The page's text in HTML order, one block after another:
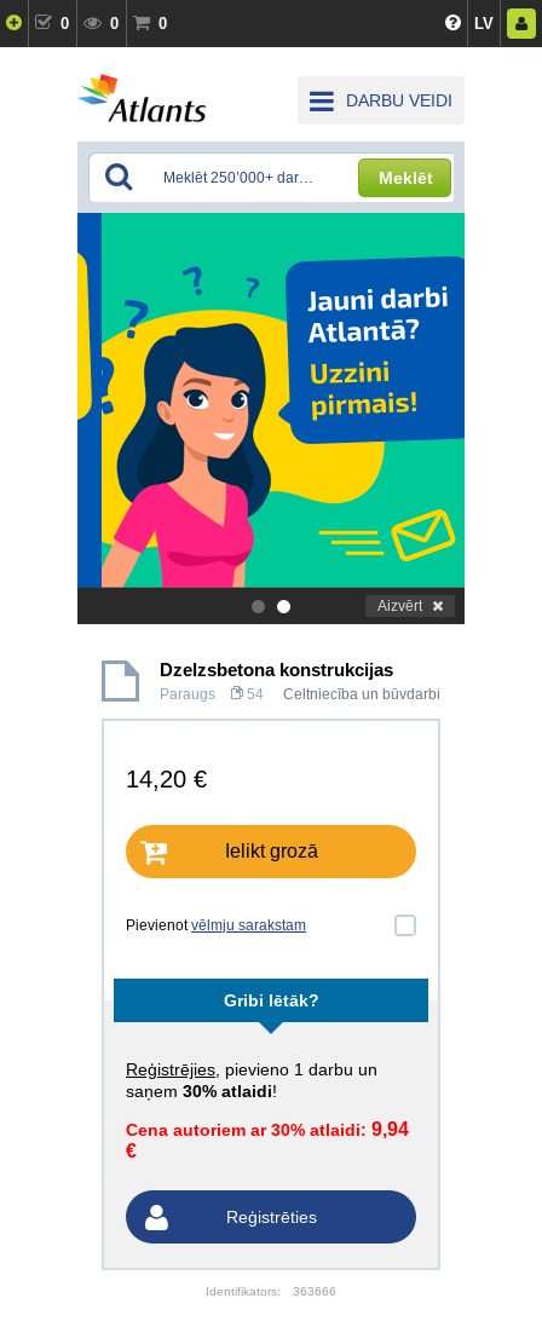
0 0 0 LV
DARBU VEIDI
Meklēt
. Aizvērt
Dzelzsbetona konstrukcijas
Paraugs 54 Celtniecība un būvdarbi
14,20 €
Ielikt grozā
Pievienotvēlmju sarakstam
Gribi lētāk?
Reģistrējies , pievieno 1 darbu un
saņem 30% atlaidi!
Cena autoriem ar 30% atlaidi: 9,94
€
Reģistrēties
Identifikators: 363666